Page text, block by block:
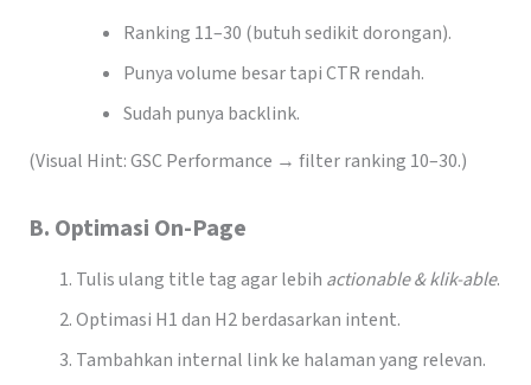
Ranking 11–30 (butuh sedikit dorongan).
Punya volume besar tapi CTR rendah.
Sudah punya backlink.
(Visual Hint: GSC Performance → filter ranking 10–30.)
B. Optimasi On-Page
Tulis ulang title tag agar lebih actionable & klik-able.
Optimasi H1 dan H2 berdasarkan intent.
Tambahkan internal link ke halaman yang relevan.